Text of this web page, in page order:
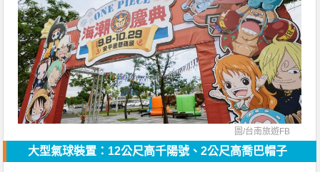
圖/台南旅遊FB
大型氣球裝置：12公尺高千陽號、2公尺高喬巴帽子